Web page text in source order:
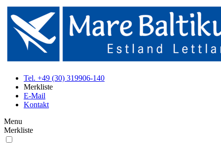
Tel. +49 (30) 319906-140
Merkliste
E-Mail
Kontakt
Menu
Merkliste